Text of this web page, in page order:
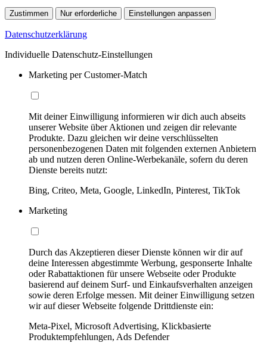
Zustimmen Nur erforderliche Einstellungen anpassen
Datenschutzerklärung
Individuelle Datenschutz-Einstellungen
Marketing per Customer-Match
Mit deiner Einwilligung informieren wir dich auch abseits
unserer Website über Aktionen und zeigen dir relevante
Produkte. Dazu gleichen wir deine verschlüsselten
personenbezogenen Daten mit folgenden externen Anbietern
ab und nutzen deren Online-Werbekanäle, sofern du deren
Dienste bereits nutzt:
Bing, Criteo, Meta, Google, LinkedIn, Pinterest, TikTok
Marketing
Durch das Akzeptieren dieser Dienste können wir dir auf
deine Interessen abgestimmte Werbung, gesponserte Inhalte
oder Rabattaktionen für unsere Webseite oder Produkte
basierend auf deinem Surf- und Einkaufsverhalten anzeigen
sowie deren Erfolge messen. Mit deiner Einwilligung setzen
wir auf dieser Webseite folgende Drittdienste ein:
Meta-Pixel, Microsoft Advertising, Klickbasierte
Produktempfehlungen, Ads Defender